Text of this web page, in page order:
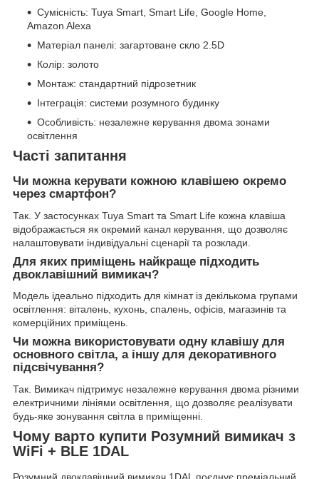
Сумісність: Tuya Smart, Smart Life, Google Home,
Amazon Alexa
Матеріал панелі: загартоване скло 2.5D
Колір: золото
Монтаж: стандартний підрозетник
Інтеграція: системи розумного будинку
Особливість: незалежне керування двома зонами
освітлення
Часті запитання
Чи можна керувати кожною клавішею окремо
через смартфон?
Так. У застосунках Tuya Smart та Smart Life кожна клавіша
відображається як окремий канал керування, що дозволяє
налаштовувати індивідуальні сценарії та розклади.
Для яких приміщень найкраще підходить
двоклавішний вимикач?
Модель ідеально підходить для кімнат із декількома групами
освітлення: віталень, кухонь, спалень, офісів, магазинів та
комерційних приміщень.
Чи можна використовувати одну клавішу для
основного світла, а іншу для декоративного
підсвічування?
Так. Вимикач підтримує незалежне керування двома різними
електричними лініями освітлення, що дозволяє реалізувати
будь-яке зонування світла в приміщенні.
Чому варто купити Розумний вимикач з
WiFi + BLE 1DAL
Розумний двоклавішний вимикач 1DAL поєднує преміальний